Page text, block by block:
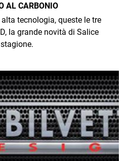
AL CARBONIO
tecnologia, queste le tre
la grande novità di Salice